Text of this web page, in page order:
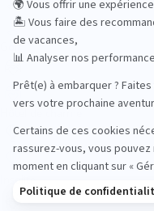
Golf
Hôtel de charme